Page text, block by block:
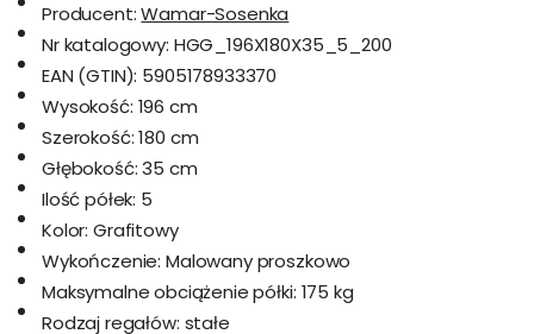
Producent: Wamar-Sosenka
Nr katalogowy: HGG_196X180X35_5_200
EAN (GTIN): 5905178933370
Wysokość: 196 cm
Szerokość: 180 cm
Głębokość: 35 cm
Ilość półek: 5
Kolor: Grafitowy
Wykończenie: Malowany proszkowo
Maksymalne obciążenie półki: 175 kg
Rodzaj regałów: stałe